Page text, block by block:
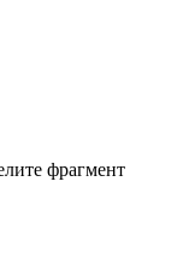
фрагмент